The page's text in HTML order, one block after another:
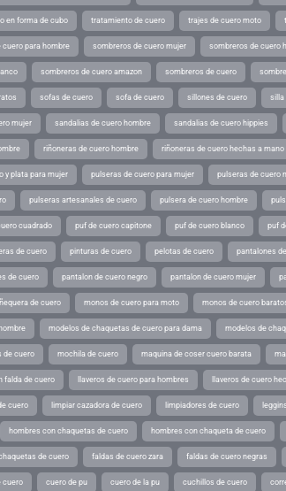
en forma de cubo tratamiento de cuero trajes de cuero moto
cuero para hombre sombreros de cuero mujer sombreros de cuero
sombreros de cuero amazon sombreros de cuero
sofas de cuero sofa de cuero sillones de cuero silla
mujer sandalias de cuero hombre sandalias de cuero hippies
riñoneras de cuero hombre riñoneras de cuero hechas a mano
y plata para mujer pulseras de cuero para mujer pulseras de cuero
pulseras artesanales de cuero pulsera de cuero hombre
cuadrado puf de cuero capitone puf de cuero blanco puf
de cuero pinturas de cuero pelotas de cuero pantalones
de cuero pantalon de cuero negro pantalon de cuero mujer
de cuero monos de cuero para moto monos de cuero
modelos de chaquetas de cuero para dama modelos de
de cuero mochila de cuero maquina de coser cuero barata
falda de cuero llaveros de cuero para hombres llaveros de cuero
cuero limpiar cazadora de cuero limpiadores de cuero
hombres con chaquetas de cuero hombres con chaqueta de cuero
de cuero faldas de cuero zara faldas de cuero negras
cuero cuero de pu cuero de la pu cuchillos de cuero